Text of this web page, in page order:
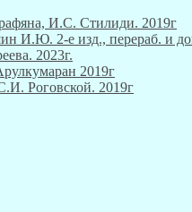
И.С. Стилиди. 2019г
И.Ю. 2-е изд., перераб. и
2023г.
2019г
Роговской. 2019г